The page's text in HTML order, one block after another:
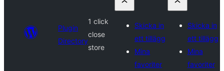
Plugin
Directory
1 click
close
store
Skicka in
ett tillägg
Mina
favoriter
Skicka in
ett tillägg
Mina
favoriter